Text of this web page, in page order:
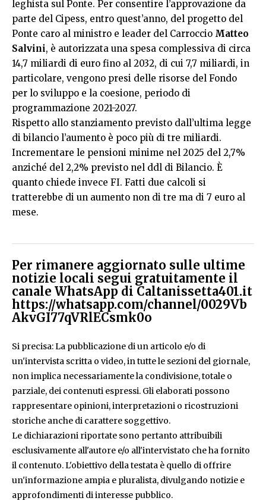
leghista sul Ponte. Per consentire l’approvazione da
parte del Cipess, entro quest’anno, del progetto del
Ponte caro al ministro e leader del Carroccio Matteo
Salvini, è autorizzata una spesa complessiva di circa
14,7 miliardi di euro fino al 2032, di cui 7,7 miliardi, in
particolare, vengono presi delle risorse del Fondo
per lo sviluppo e la coesione, periodo di
programmazione 2021-2027.
Rispetto allo stanziamento previsto dall’ultima legge
di bilancio l’aumento è poco più di tre miliardi.
Incrementare le pensioni minime nel 2025 del 2,7%
anziché del 2,2% previsto nel ddl di Bilancio. È
quanto chiede invece FI. Fatti due calcoli si
tratterebbe di un aumento non di tre ma di 7 euro al
mese.
Per rimanere aggiornato sulle ultime
notizie locali segui gratuitamente il
canale WhatsApp di Caltanissetta401.it
https://whatsapp.com/channel/0029Vb
AkvGI77qVRlECsmk0o
Si precisa: La pubblicazione di un articolo e/o di
un'intervista scritta o video, in tutte le sezioni del giornale,
non implica necessariamente la condivisione, totale o
parziale, dei contenuti espressi. Gli elaborati possono
rappresentare opinioni, interpretazioni o ricostruzioni
storiche anche di carattere soggettivo.
Le dichiarazioni riportate sono pertanto attribuibili
esclusivamente all'autore e/o all'intervistato che ha fornito
il contenuto. L'obiettivo della testata è quello di offrire
un'informazione ampia e pluralista, divulgando notizie e
approfondimenti di interesse pubblico.